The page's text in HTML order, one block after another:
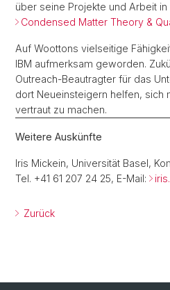
über seine Projekte und Arbeit
Condensed Matter Theory &
Auf Woottons vielseitige
IBM aufmerksam geworden.
Outreach-Beautragter für das
dort Neueinsteigern helfen, sich
vertraut zu machen.
Weitere Auskünfte
Iris Mickein, Universität Basel,
Tel. +41 61 207 24 25, E-Mail:
Zurück